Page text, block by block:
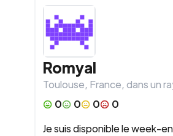
Romyal
Toulouse, France, dans un
0
0 0
0
Je suis disponible le week-